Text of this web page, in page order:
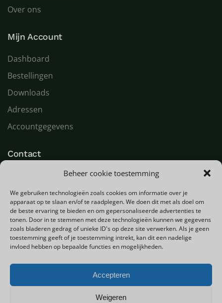
Beheer cookie toestemming
We gebruiken technologieën zoals cookies om informatie over je
apparaat op te slaan en/of te raadplegen. We doen dit met als doel om
de beste ervaring te bieden en om gepersonaliseerde advertenties te
tonen. Door in te stemmen met deze technologieën kunnen we gegevens
zoals bladeren gedrag of unieke ID's op deze site verwerken. Als je geen
toestemming geeft of je toestemming intrekt, kan dit een nadelige
invloed hebben op bepaalde functies en mogelijkheden.
Accepteren
Weigeren
Over ons
Mijn Account
Dashboard
Bestellingen
Downloads
Adressen
Accountgegevens
Contact
9482 WR Tynaarlo
Nederland
T+31 (0) 592 580000
Einfo@ledgoeroe.nl
Copyright © 2025 - Alle rechten voorbehouden